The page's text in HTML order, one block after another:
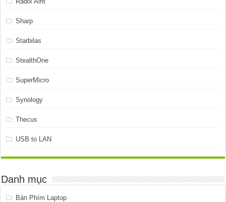
Sharp
Starbilas
StealthOne
SuperMicro
Synology
Thecus
USB to LAN
Danh mục
Bàn Phím Laptop